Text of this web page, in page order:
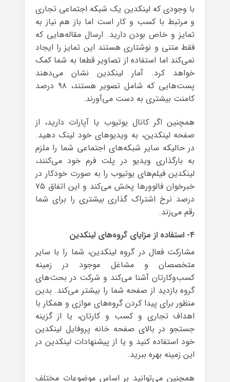
با وجودی که لینکدین یک شبکه اجتماعی تجاری
و مرتبط با کسب و کار است اما باز هم نیاز به
تمایز و خاص بودن دارید. ارسال مقاله‌هایی که
فقط متنی و نوشتاری هستند این تمایز را ایجاد
نمی‌کند اما استفاده از تصاویر قطعا به شما کمک
خواهد کرد. آمار لینکدین نشان می‌دهند
پست‌هایی که شامل تصویر هستند، ۹۸ درصد
کامنت بیشتری به دست می‌آورند.
همچنین اگر کانال یوتیوب یا آپارات دارید، از
صفحه لینکدین، به ویدیوهای خود لینک دهید.
در حالیکه سایر شبکه‌های اجتماعی شما را ملزم
به بارگذاری ویدیو در پلت فرم خود می‌کنند،
لینکدین فیلم‌های یوتیوب را به صورت خودکار در
خبرخوان فالوورها پخش می‌کند و این اتفاق ۷۵
درصد نرخ اشتراک گذاری بیشتری را برای شما
رقم می‌زند.
۴- استفاده از مزایای گروه‌های لینکدین
مشارکت فعال در گروه لینکدین، شما را با سایر
متخصصان و مشاغل موجود در زمینه
کسب‌وکارتان آشنا می‌کند و شرکت در بحث‌های
گروه بازدید از صفحه شما را بیشتر می‌کند. بدین
منظور برای پیدا کردن گروه‌های موازی و همکار با
اهداف تجاری و کسب و کار‌تان، یا از گزینه
جستجو در بالای صفحه خانه پروفایل لینکدین
خود استفاده کنید و یا از پیشنهادات لینکدین در
این زمینه بهره ببرید.
همچنین می‌توانید بر اساس موضوعات مختلف